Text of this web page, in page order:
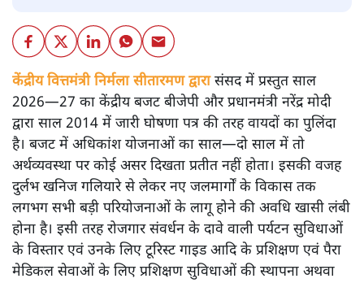
केंद्रीय वित्तमंत्री निर्मला सीतारमण द्वारासंसद में प्रस्तुत साल
2026—27 का केंद्रीय बजट बीजेपी और प्रधानमंत्री नरेंद्र मोदी
द्वारा साल 2014 में जारी घोषणा पत्र की तरह वायदों का पुलिंदा
है। बजट में अधिकांश योजनाओं का साल—दो साल में तो
अर्थव्यवस्था पर कोई असर दिखता प्रतीत नहीं होता। इसकी वजह
दुर्लभ खनिज गलियारे से लेकर नए जलमार्गों के विकास तक
लगभग सभी बड़ी परियोजनाओं के लागू होने की अवधि खासी लंबी
होना है। इसी तरह रोजगार संवर्धन के दावे वाली पर्यटन सुविधाओं
के विस्तार एवं उनके लिए टूरिस्ट गाइड आदि के प्रशिक्षण एवं पैरा
मेडिकल सेवाओं के लिए प्रशिक्षण सुविधाओं की स्थापना अथवा